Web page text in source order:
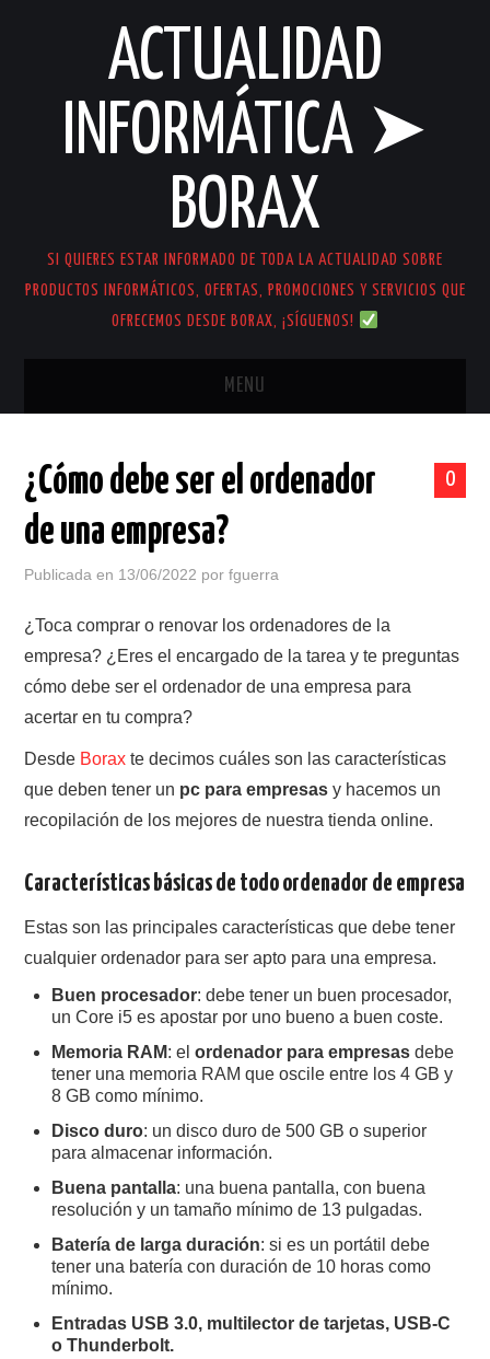
ACTUALIDAD
INFORMÁTICA ➤
BORAX
SI QUIERES ESTAR INFORMADO DE TODA LA ACTUALIDAD SOBRE
PRODUCTOS INFORMÁTICOS, OFERTAS, PROMOCIONES Y SERVICIOS QUE
OFRECEMOS DESDE BORAX, ¡SÍGUENOS!
MENU
COMPRAR EN BORAX
ORDENADORES SEGUNDA MANO
MONITORES SEGUNDA MANO
0
¿Cómo debe ser el ordenador
de una empresa?
Publicada en 13/06/2022 porfguerra
¿Toca comprar o renovar los ordenadores de la
empresa? ¿Eres el encargado de la tarea y te preguntas
cómo debe ser el ordenador de una empresa para
acertar en tu compra?
Desde Borax te decimos cuáles son las características
que deben tener un pc para empresas y hacemos un
recopilación de los mejores de nuestra tienda online.
Características básicas de todo ordenador de empresa
Estas son las principales características que debe tener
cualquier ordenador para ser apto para una empresa.
Buen procesador: debe tener un buen procesador,
un Core i5 es apostar por uno bueno a buen coste.
Memoria RAM: elordenador para empresas debe
tener una memoria RAM que oscile entre los 4 GB y
8 GB como mínimo.
Disco duro: un disco duro de 500 GB o superior
para almacenar información.
Buena pantalla: una buena pantalla, con buena
resolución y un tamaño mínimo de 13 pulgadas.
Batería de larga duración: si es un portátil debe
tener una batería con duración de 10 horas como
mínimo.
Entradas USB 3.0, multilector de tarjetas, USB-C
o Thunderbolt.